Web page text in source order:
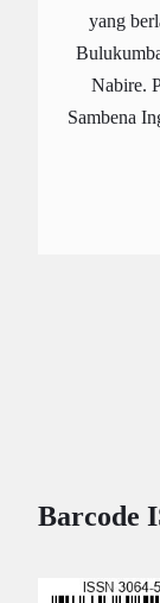
yang
Nabire.
Sambena
Barcode